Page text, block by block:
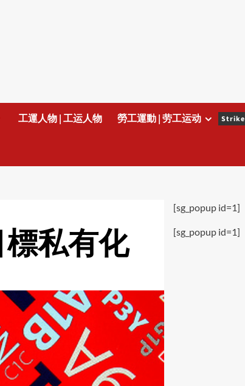
工運人物 | 工运人物 勞工運動 | 劳工运动 Strike
私有化
[sg_popup id=1]
[sg_popup id=1]